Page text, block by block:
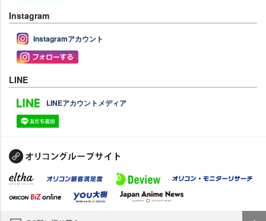
Instagram
Instagramアカウント
LINE
LINEアカウントメディア